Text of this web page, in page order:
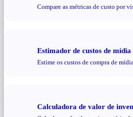
Compare as métricas de custo por
Estimador de custos de mídia
Estime os custos de compra de
Calculadora de valor de